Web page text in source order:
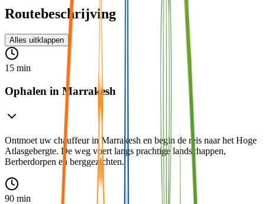
Routebeschrijving
Alles uitklappen
15 min
Ophalen in Marrakesh
Ontmoet uw chauffeur in Marrakesh en begin de reis naar het Hoge
Atlasgebergte. De weg voert langs prachtige landschappen,
Berberdorpen en berggezichten.
90 min